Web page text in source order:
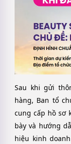
Sau khi gửi
hàng, Ban tổ
cung cấp hồ sơ
bày và hướng
hiệu kinh